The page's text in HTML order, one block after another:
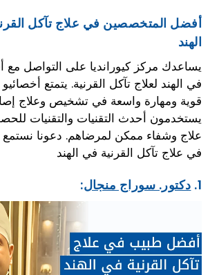
أفضل المتخصصين في علاج تآكل
الهند
يساعدك مركز كيورانديا على التواصل مع
في الهند لعلاج تآكل القرنية. يتمتع
قوية ومهارة واسعة في تشخيص وعلاج
يستخدمون أحدث التقنيات والتقنيات
علاج وشفاء ممكن لمرضاهم. دعونا نستمع
في علاج تآكل القرنية في الهند
1. دكتور. سوراج منجال: